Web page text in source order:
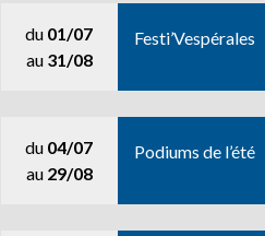
du 01/07
au 31/08
Festi’Vespérales
du 04/07
au 29/08
Podiums de l’été